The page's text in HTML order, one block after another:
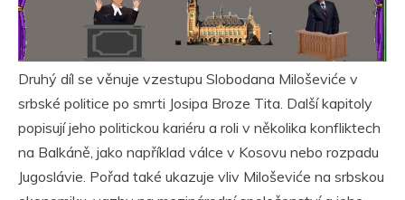
Druhý díl se věnuje vzestupu Slobodana Miloševiće v
srbské politice po smrti Josipa Broze Tita. Další kapitoly
popisují jeho politickou kariéru a roli v několika konfliktech
na Balkáně, jako například válce v Kosovu nebo rozpadu
Jugoslávie. Pořad také ukazuje vliv Miloševiće na srbskou